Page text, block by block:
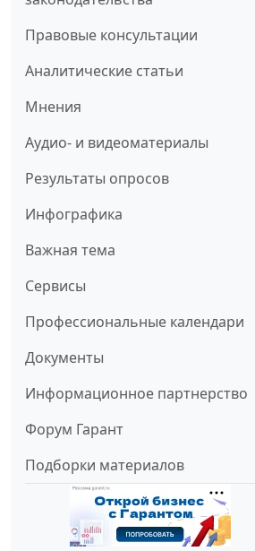
Правовые консультации
Аналитические статьи
Мнения
Аудио- и видеоматериалы
Результаты опросов
Инфографика
Важная тема
Сервисы
Профессиональные календари
Документы
Информационное партнерство
Форум Гарант
Подборки материалов